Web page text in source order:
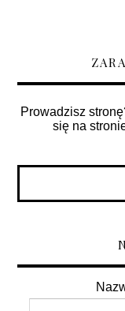
Prowadzisz
się na